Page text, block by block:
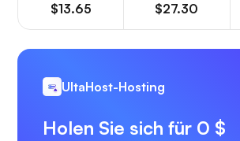
$13.65 $27.30
UltaHost-Hosting
Holen Sie sich für 0 $